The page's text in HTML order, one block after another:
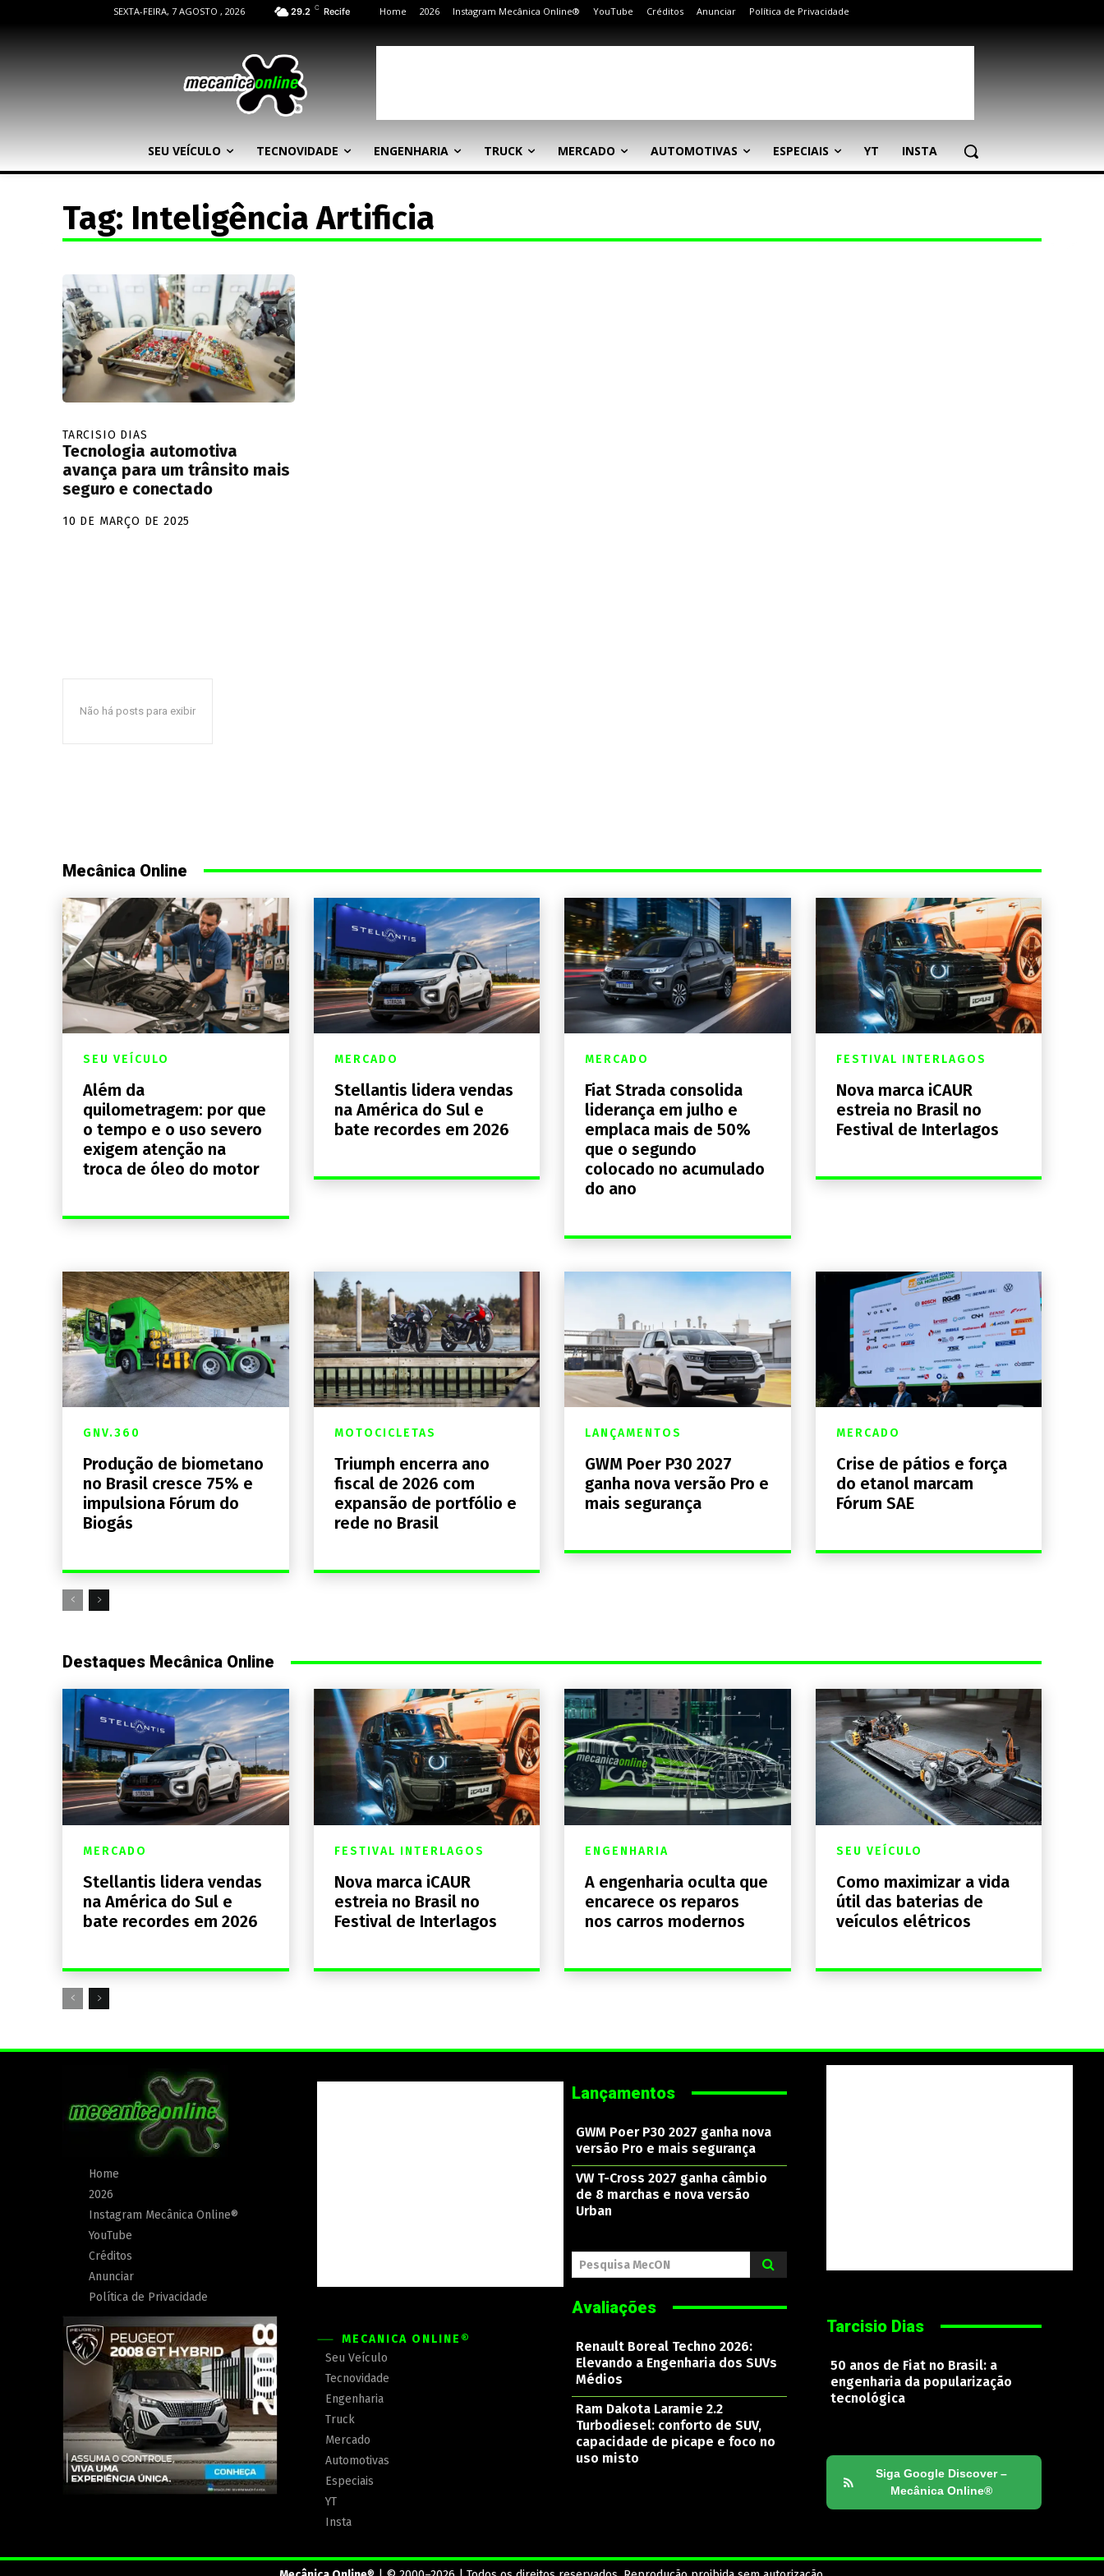
SEXTA-FEIRA, 7 AGOSTO , 2026 29.2 C Recife Home 2026 Instagram Mecânica Online® YouTube Créditos Anunciar Política de Privacidade
SEU VEÍCULO TECNOVIDADE ENGENHARIA TRUCK MERCADO AUTOMOTIVAS ESPECIAIS YT INSTA
Tag: Inteligência Artificia
TARCISIO DIAS
Tecnologia automotiva
avança para um trânsito mais
seguro e conectado
10 DE MARÇO DE 2025
Não há posts para exibir
Mecânica Online
SEU VEÍCULO
Além da
quilometragem: por que
o tempo e o uso severo
exigem atenção na
troca de óleo do motor
MERCADO
Stellantis lidera vendas
na América do Sul e
bate recordes em 2026
MERCADO
Fiat Strada consolida
liderança em julho e
emplaca mais de 50%
que o segundo
colocado no acumulado
do ano
FESTIVAL INTERLAGOS
Nova marca iCAUR
estreia no Brasil no
Festival de Interlagos
GNV.360
Produção de biometano
no Brasil cresce 75% e
impulsiona Fórum do
Biogás
MOTOCICLETAS
Triumph encerra ano
fiscal de 2026 com
expansão de portfólio e
rede no Brasil
LANÇAMENTOS
GWM Poer P30 2027
ganha nova versão Pro e
mais segurança
MERCADO
Crise de pátios e força
do etanol marcam
Fórum SAE
Destaques Mecânica Online
MERCADO
Stellantis lidera vendas
na América do Sul e
bate recordes em 2026
FESTIVAL INTERLAGOS
Nova marca iCAUR
estreia no Brasil no
Festival de Interlagos
ENGENHARIA
A engenharia oculta que
encarece os reparos
nos carros modernos
SEU VEÍCULO
Como maximizar a vida
útil das baterias de
veículos elétricos
Home
2026
Instagram Mecânica Online®
YouTube
Créditos
Anunciar
Política de Privacidade
MECÂNICA ONLINE®
Seu Veículo
Tecnovidade
Engenharia
Truck
Mercado
Automotivas
Especiais
YT
Insta
Lançamentos
GWM Poer P30 2027 ganha nova
versão Pro e mais segurança
VW T-Cross 2027 ganha câmbio
de 8 marchas e nova versão
Urban
Pesquisa MecON
Avaliações
Renault Boreal Techno 2026:
Elevando a Engenharia dos SUVs
Médios
Ram Dakota Laramie 2.2
Turbodiesel: conforto de SUV,
capacidade de picape e foco no
uso misto
Tarcisio Dias
50 anos de Fiat no Brasil: a
engenharia da popularização
tecnológica
Siga Google Discover –
Mecânica Online®